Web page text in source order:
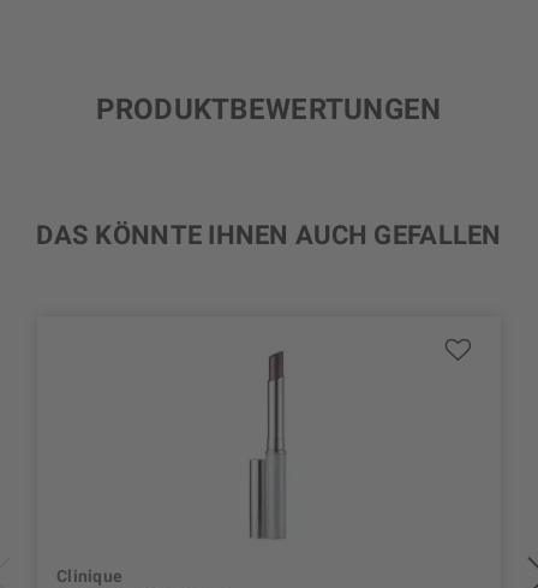
PRODUKTBEWERTUNGEN
DAS KÖNNTE IHNEN AUCH GEFALLEN
Clinique